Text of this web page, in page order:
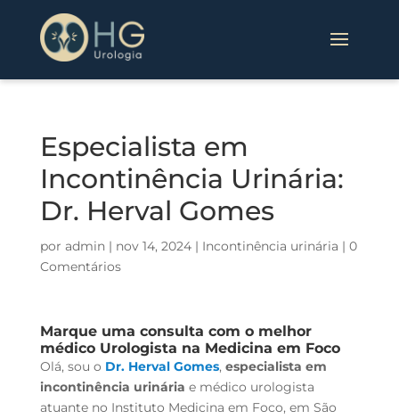
Especialista em
Incontinência Urinária:
Dr. Herval Gomes
por admin| nov 14, 2024| Incontinência urinária | 0
Comentários
Marque uma consulta com o melhor
médico Urologista na Medicina em Foco
Olá, sou o Dr. Herval Gomes, especialista em
incontinência urinária e médico urologista
atuante no Instituto Medicina em Foco, em São